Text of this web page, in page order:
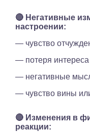
🔴 Негативные
настроении:
— чувство
— потеря
— негативные
— чувство вины
🔴 Изменения в
реакции: